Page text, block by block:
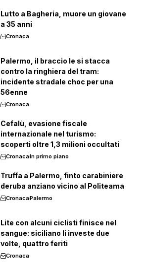
Lutto a Bagheria, muore un giovane
a 35 anni
Cronaca
Palermo, il braccio le si stacca
contro la ringhiera del tram:
incidente stradale choc per una
56enne
Cronaca
Cefalù, evasione fiscale
internazionale nel turismo:
scoperti oltre 1,3 milioni occultati
CronacaIn primo piano
Truffa a Palermo, finto carabiniere
deruba anziano vicino al Politeama
CronacaPalermo
Lite con alcuni ciclisti finisce nel
sangue: siciliano li investe due
volte, quattro feriti
Cronaca